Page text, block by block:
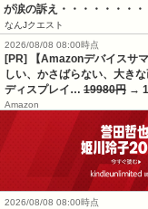
が涙の訴え・・・・・・・・
なんJクエスト
2026/08/08 08:00時点
[PR] 【Amazonデバイスサ
しい、かさばらない、大き
ディスプレイ… 19980円 →
Amazon
2026/08/08 08:00時点